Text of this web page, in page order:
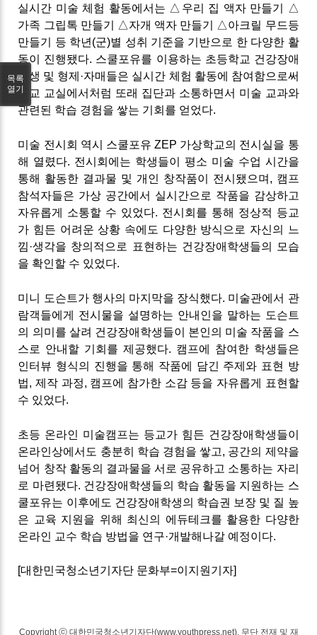
실시간 미술 체험 활동에서는 △우리 집 액자 만들기 △
가족 그립톡 만들기 △자개 액자 만들기 △아크릴 무드등
만들기 등 학년(군)별 성취 기준을 기반으로 한 다양한 활
동이 진행됐다. 스쿨포유를 이용하는 초등학교 건강장애
학생 및 형제·자매들은 실시간 체험 활동에 참여함으로써
학교 교실에서처럼 또래 집단과 소통하면서 미술 교과와
관련된 학습 경험을 쌓는 기회를 얻었다.
미술 전시회 역시 스쿨포유 ZEP 가상학교의 전시실을 통
해 열렸다. 전시회에는 학생들이 평소 미술 수업 시간을
통해 활동한 결과물 및 개인 창작품이 전시됐으며, 캠프
참석자들은 가상 공간에서 실시간으로 작품을 감상하고
자유롭게 소통할 수 있었다. 전시회를 통해 정상적 등교
가 힘든 어려운 상황 속에도 다양한 방식으로 자신의 느
낌·생각을 창의적으로 표현하는 건강장애학생들의 모습
을 확인할 수 있었다.
미니 도슨트가 행사의 마지막을 장식했다. 미술관에서 관
람객들에게 전시물을 설명하는 안내인을 말하는 도슨트
의 의미를 살려 건강장애학생들이 본인의 미술 작품을 스
스로 안내할 기회를 제공했다. 캠프에 참여한 학생들은
인터뷰 형식의 진행을 통해 작품에 담긴 주제와 표현 방
법, 제작 과정, 캠프에 참가한 소감 등을 자유롭게 표현할
수 있었다.
초등 온라인 미술캠프는 등교가 힘든 건강장애학생들이
온라인상에서도 충분히 학습 경험을 쌓고, 공간의 제약을
넘어 창작 활동의 결과물을 서로 공유하고 소통하는 자리
로 마련됐다. 건강장애학생들의 학습 활동을 지원하는 스
쿨포유는 이후에도 건강장애학생의 학습권 보장 및 질 높
은 교육 지원을 위해 최신의 에듀테크를 활용한 다양한
온라인 교수 학습 방법을 연구·개발해나갈 예정이다.
[대한민국청소년기자단 문화부=이지원기자]
Copyright ⓒ 대한민국청소년기자단(www.youthpress.net), 무단 전재 및 재
목록
열기